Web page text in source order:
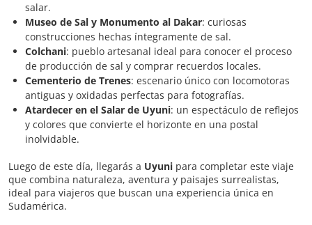
salar.
Museo de Sal y Monumento al Dakar: curiosas
construcciones hechas íntegramente de sal.
Colchani: pueblo artesanal ideal para conocer el proceso
de producción de sal y comprar recuerdos locales.
Cementerio de Trenes: escenario único con locomotoras
antiguas y oxidadas perfectas para fotografías.
Atardecer en el Salar de Uyuni: un espectáculo de reflejos
y colores que convierte el horizonte en una postal
inolvidable.
Luego de este día, llegarás a Uyuni para completar este viaje
que combina naturaleza, aventura y paisajes surrealistas,
ideal para viajeros que buscan una experiencia única en
Sudamérica.